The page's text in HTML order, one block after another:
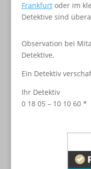
Frankfurtoder im
Detektive sind
Observation bei
Detektive.
Ein Detektiv
Ihr Detektiv
0 18 05 – 10 10 60 *